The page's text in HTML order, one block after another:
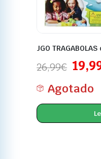
JGO
26,99€
Agotado